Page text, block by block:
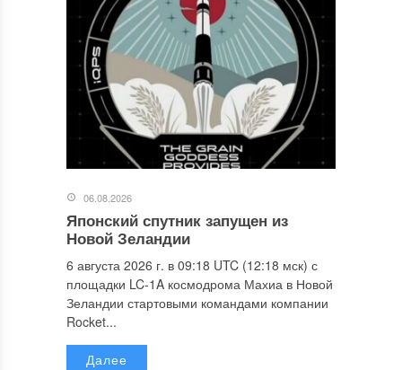
06.08.2026
Японский спутник запущен из
Новой Зеландии
6 августа 2026 г. в 09:18 UTC (12:18 мск) с
площадки LC-1A космодрома Махиа в Новой
Зеландии стартовыми командами компании
Rocket...
Далее